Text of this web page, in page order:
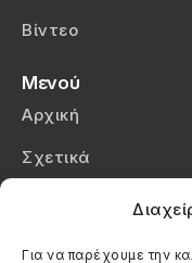
Για να παρέχουμε την
Βίντεο
Μενού
Αρχική
Σχετικά